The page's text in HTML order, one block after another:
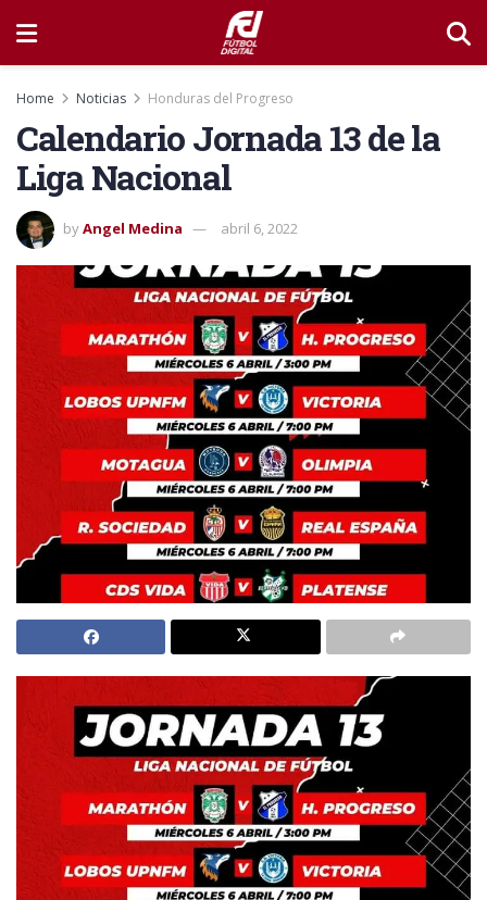
Home Noticias Honduras del Progreso
Calendario Jornada 13 de la
Liga Nacional
byAngel Medina abril 6, 2022